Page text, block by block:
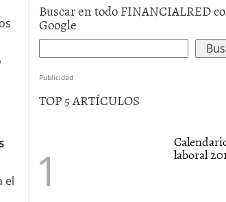
el
Buscar en todo FINANCIALRED
Google
Publicidad
TOP 5 ARTÍCULOS
laboral